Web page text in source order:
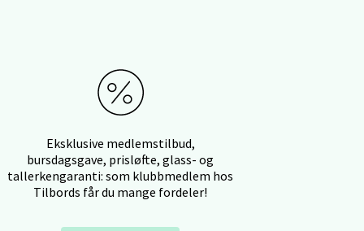
Eksklusive medlemstilbud,
bursdagsgave, prisløfte, glass- og
tallerkengaranti: som klubbmedlem hos
Tilbords får du mange fordeler!